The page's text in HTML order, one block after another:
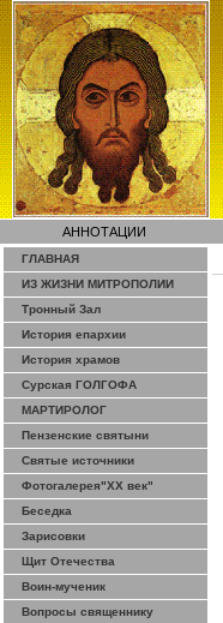
АННОТАЦИИ
ГЛАВНАЯ
ИЗ ЖИЗНИ МИТРОПОЛИИ
Тронный Зал
История епархии
История храмов
Сурская ГОЛГОФА
МАРТИРОЛОГ
Пензенские святыни
Святые источники
Фотогалерея"ХХ век"
Беседка
Зарисовки
Щит Отечества
Воин-мученик
Вопросы священнику